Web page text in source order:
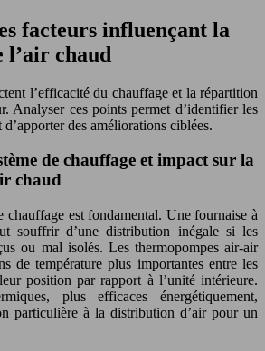
facteurs influençant la
chaud
l’efficacité du chauffage et la répartition
Analyser ces points permet d’identifier les
d’apporter des améliorations ciblées.
de chauffage et impact sur la
chaud
chauffage est fondamental. Une fournaise à
souffrir d’une distribution inégale si les
ou mal isolés. Les thermopompes air-air
de température plus importantes entre les
position par rapport à l’unité intérieure.
plus efficaces énergétiquement,
particulière à la distribution d’air pour un